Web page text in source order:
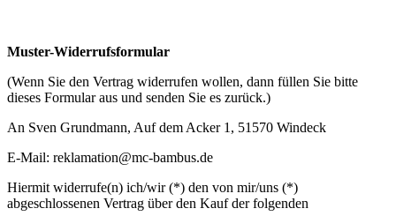
Muster-Widerrufsformular
(Wenn Sie den Vertrag widerrufen wollen, dann füllen Sie bitte
dieses Formular aus und senden Sie es zurück.)
An Sven Grundmann, Auf dem Acker 1, 51570 Windeck
E-Mail: reklamation@mc-bambus.de
Hiermit widerrufe(n) ich/wir (*) den von mir/uns (*)
abgeschlossenen Vertrag über den Kauf der folgenden